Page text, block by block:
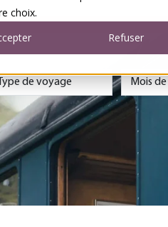
choix.
Refuser